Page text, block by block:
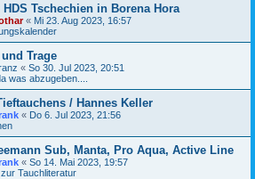
Tschechien in Borena Hora
« Mi 23. Aug 2023, 16:57
Trage
« So 30. Jul 2023, 20:51
was abzugeben....
/ Hannes Keller
« Do 6. Jul 2023, 21:56
Sub, Manta, Pro Aqua, Active Line
« So 14. Mai 2023, 19:57
Tauchliteratur